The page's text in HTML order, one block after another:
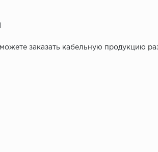
заказать кабельную продукцию